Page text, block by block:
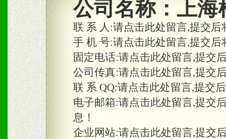
合作关系。
三、物料及媒体
1、免费提供体验及宣传彩
2、不定期在各大知名网站
知名度和影响力。
公司名称： 上海
联 系 人:请点击此处留言,提交
手 机 号:请点击此处留言,提交
固定电话:请点击此处留言,提交
公司传真:请点击此处留言,提交
联 系 QQ:请点击此处留言,提交
电子邮箱:请点击此处留言,提交
息！
企业网站:请点击此处留言,提交